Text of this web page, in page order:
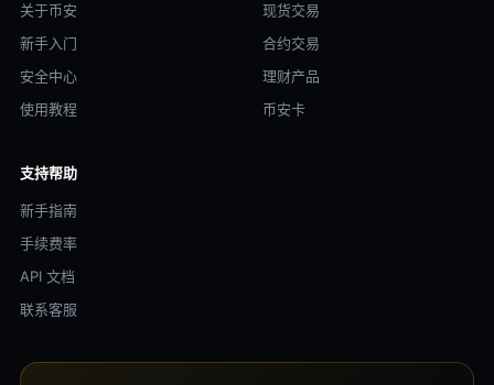
关于币安
新手入门
安全中心
使用教程
现货交易
合约交易
理财产品
币安卡
支持帮助
新手指南
手续费率
API 文档
联系客服